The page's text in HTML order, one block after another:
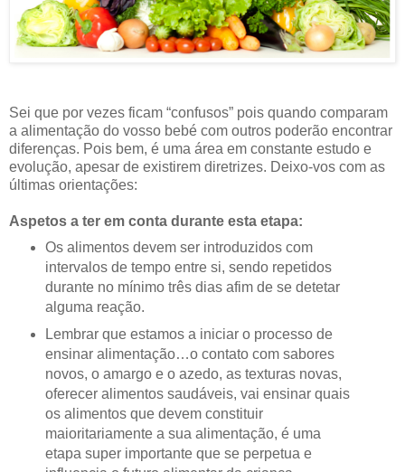
Sei que por vezes ficam “confusos” pois quando comparam
a alimentação do vosso bebé com outros poderão encontrar
diferenças. Pois bem, é uma área em constante estudo e
evolução, apesar de existirem diretrizes. Deixo-vos com as
últimas orientações:
Aspetos a ter em conta durante esta etapa:
Os alimentos devem ser introduzidos com
intervalos de tempo entre si, sendo repetidos
durante no mínimo três dias afim de se detetar
alguma reação.
Lembrar que estamos a iniciar o processo de
ensinar alimentação…o contato com sabores
novos, o amargo e o azedo, as texturas novas,
oferecer alimentos saudáveis, vai ensinar quais
os alimentos que devem constituir
maioritariamente a sua alimentação, é uma
etapa super importante que se perpetua e